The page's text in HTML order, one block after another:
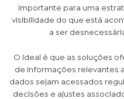
importante para uma
visibilidade do que está
a ser
O ideal é que as soluções
de informações relevantes
dados sejam acessados
decisões e ajustes